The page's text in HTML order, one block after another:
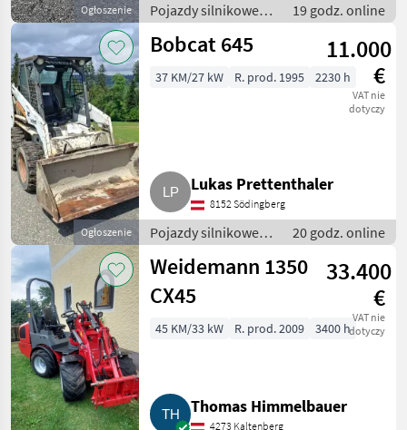
Ogłoszenie
Pojazdy silnikowe
rolnicze / Ładowarki
rolnicze
19 godz. online
Ogłoszenie
Bobcat 645
11.000
€
VAT nie
dotyczy
37 KM/27 kW R. prod. 1995 2230 h
Lukas Prettenthaler
8152 Södingberg
Pojazdy silnikowe
rolnicze / Ładowarki
rolnicze
20 godz. online
Weidemann 1350
CX45
33.400
€
VAT nie
dotyczy
45 KM/33 kW R. prod. 2009 3400 h
Thomas Himmelbauer
4273 Kaltenberg